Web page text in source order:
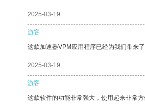
2025-03-19
游客
这款加速器VPM应用程序已经为我们带来
2025-03-19
游客
这款软件的功能非常强大，使用起来非常方